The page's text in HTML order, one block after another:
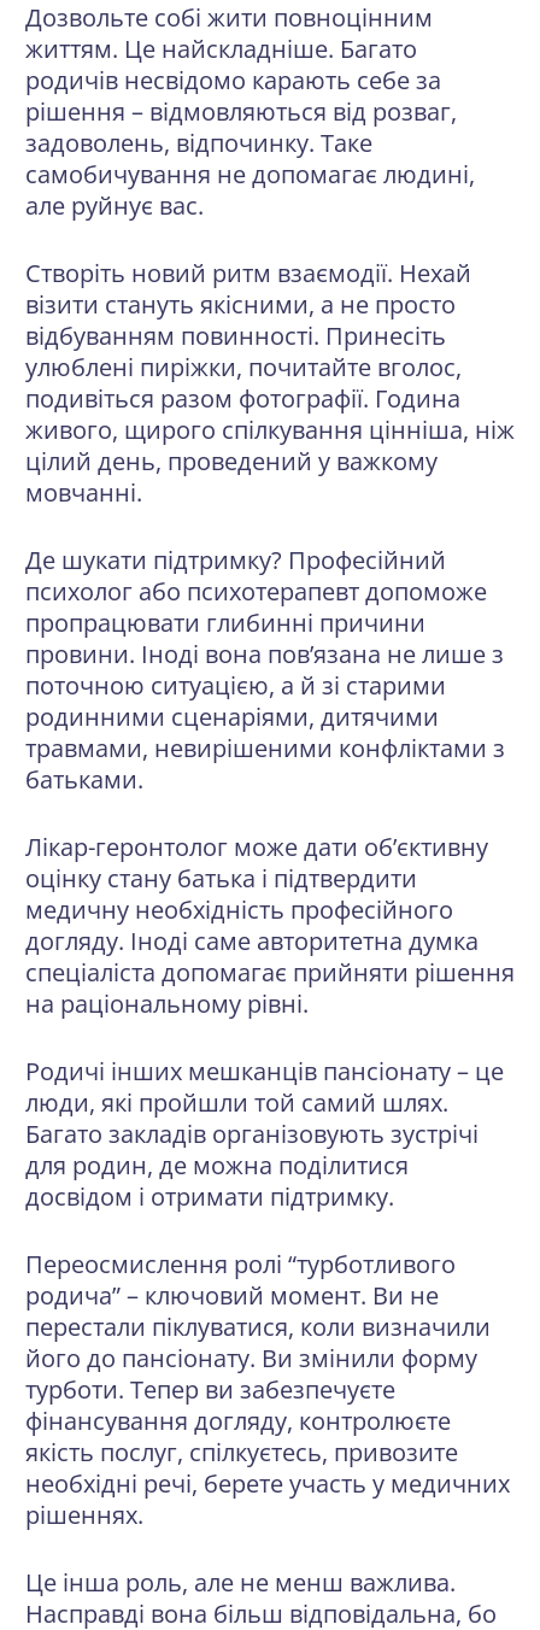
Дозвольте собі жити повноцінним
життям. Це найскладніше. Багато
родичів несвідомо карають себе за
рішення – відмовляються від розваг,
задоволень, відпочинку. Таке
самобичування не допомагає людині,
але руйнує вас.
Створіть новий ритм взаємодії. Нехай
візити стануть якісними, а не просто
відбуванням повинності. Принесіть
улюблені пиріжки, почитайте вголос,
подивіться разом фотографії. Година
живого, щирого спілкування цінніша, ніж
цілий день, проведений у важкому
мовчанні.
Де шукати підтримку? Професійний
психолог або психотерапевт допоможе
пропрацювати глибинні причини
провини. Іноді вона пов’язана не лише з
поточною ситуацією, а й зі старими
родинними сценаріями, дитячими
травмами, невирішеними конфліктами з
батьками.
Лікар-геронтолог може дати об’єктивну
оцінку стану батька і підтвердити
медичну необхідність професійного
догляду. Іноді саме авторитетна думка
спеціаліста допомагає прийняти рішення
на раціональному рівні.
Родичі інших мешканців пансіонату – це
люди, які пройшли той самий шлях.
Багато закладів організовують зустрічі
для родин, де можна поділитися
досвідом і отримати підтримку.
Переосмислення ролі “турботливого
родича” – ключовий момент. Ви не
перестали піклуватися, коли визначили
його до пансіонату. Ви змінили форму
турботи. Тепер ви забезпечуєте
фінансування догляду, контролюєте
якість послуг, спілкуєтесь, привозите
необхідні речі, берете участь у медичних
рішеннях.
Це інша роль, але не менш важлива.
Насправді вона більш відповідальна, бо